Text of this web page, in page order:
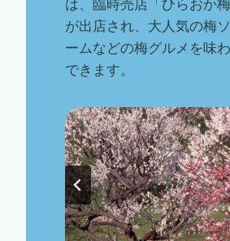
は、臨時売店「ひらおか梅
が出店され、大人気の梅
ームなどの梅グルメを味
できます。